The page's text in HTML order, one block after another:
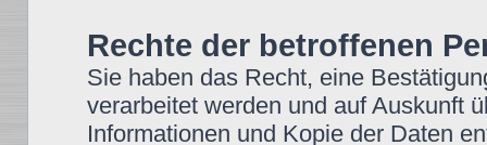
Rechte der betroffenen
Sie haben das Recht, eine
verarbeitet werden und auf Auskunft
Informationen und Kopie der Daten